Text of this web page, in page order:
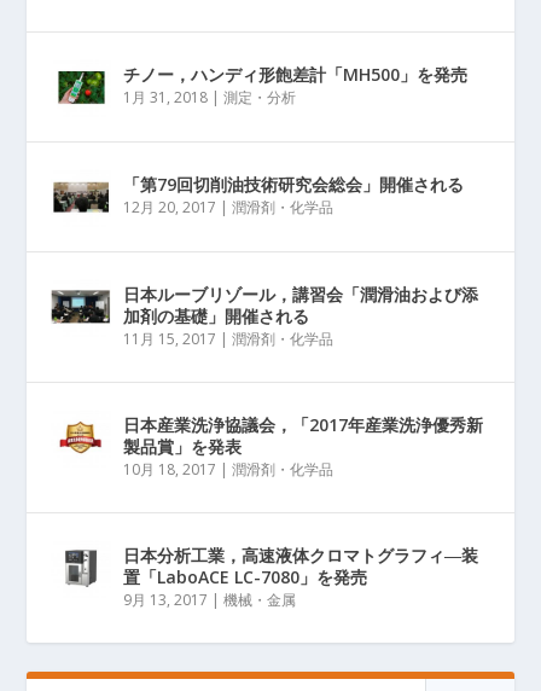
チノー，ハンディ形飽差計「MH500」を発売
1月 31, 2018 |測定・分析
「第79回切削油技術研究会総会」開催される
12月 20, 2017 |潤滑剤・化学品
日本ルーブリゾール，講習会「潤滑油および添
加剤の基礎」開催される
11月 15, 2017 |潤滑剤・化学品
日本産業洗浄協議会，「2017年産業洗浄優秀新
製品賞」を発表
10月 18, 2017 |潤滑剤・化学品
日本分析工業，高速液体クロマトグラフィ―装
置「LaboACE LC-7080」を発売
9月 13, 2017 |機械・金属